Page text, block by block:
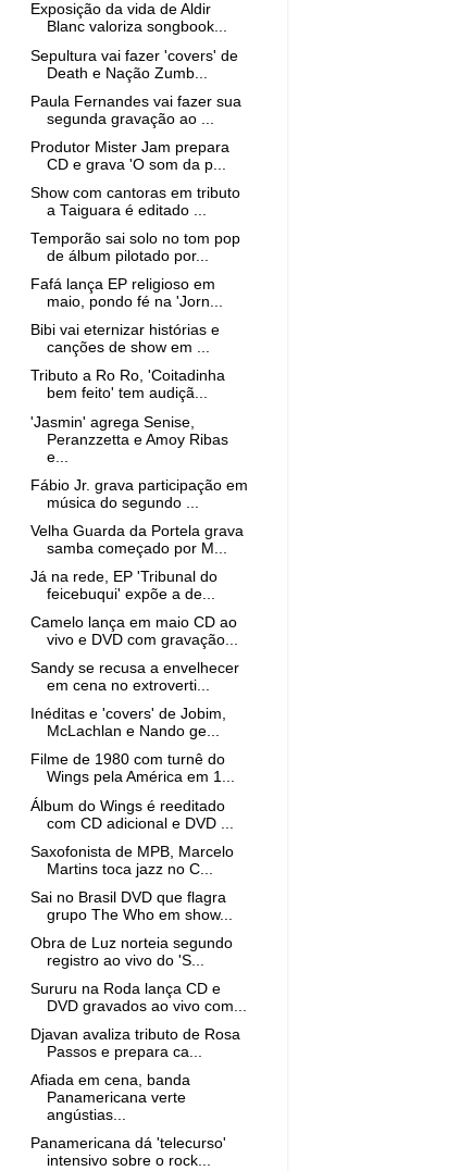
Exposição da vida de Aldir
Blanc valoriza songbook...
Sepultura vai fazer 'covers' de
Death e Nação Zumb...
Paula Fernandes vai fazer sua
segunda gravação ao ...
Produtor Mister Jam prepara
CD e grava 'O som da p...
Show com cantoras em tributo
a Taiguara é editado ...
Temporão sai solo no tom pop
de álbum pilotado por...
Fafá lança EP religioso em
maio, pondo fé na 'Jorn...
Bibi vai eternizar histórias e
canções de show em ...
Tributo a Ro Ro, 'Coitadinha
bem feito' tem audiçã...
'Jasmin' agrega Senise,
Peranzzetta e Amoy Ribas
e...
Fábio Jr. grava participação em
música do segundo ...
Velha Guarda da Portela grava
samba começado por M...
Já na rede, EP 'Tribunal do
feicebuqui' expõe a de...
Camelo lança em maio CD ao
vivo e DVD com gravação...
Sandy se recusa a envelhecer
em cena no extroverti...
Inéditas e 'covers' de Jobim,
McLachlan e Nando ge...
Filme de 1980 com turnê do
Wings pela América em 1...
Álbum do Wings é reeditado
com CD adicional e DVD ...
Saxofonista de MPB, Marcelo
Martins toca jazz no C...
Sai no Brasil DVD que flagra
grupo The Who em show...
Obra de Luz norteia segundo
registro ao vivo do 'S...
Sururu na Roda lança CD e
DVD gravados ao vivo com...
Djavan avaliza tributo de Rosa
Passos e prepara ca...
Afiada em cena, banda
Panamericana verte
angústias...
Panamericana dá 'telecurso'
intensivo sobre o rock...